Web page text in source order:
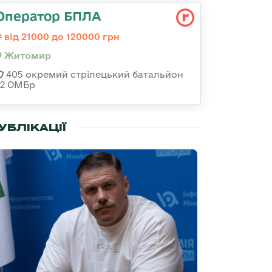
БПЛА
від 21000 до 120000 грн
Житомир
405 окремий стрілецький батальйон
ОМБр